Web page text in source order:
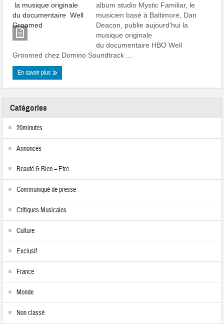
album studio Mystic Familiar, le
musicien basé à Baltimore, Dan
Deacon, publie aujourd’hui la
musique originale
du documentaire HBO Well
Groomed chez Domino Soundtrack ...
En savoir plus
Catégories
20minutes
Annonces
Beauté & Bien – Etre
Communiqué de presse
Critiques Musicales
Culture
Exclusif
France
Monde
Non classé